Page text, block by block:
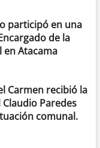
participó en una
de la
en Atacama
Carmen recibió la
Paredes
comunal.